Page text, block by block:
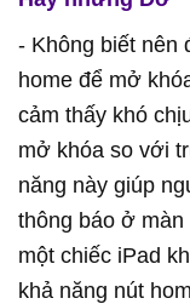
- Không biết nên
home để mở
cảm thấy khó
mở khóa so với
năng này giúp
thông báo ở
một chiếc iPad
khả năng nút